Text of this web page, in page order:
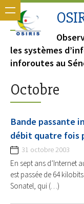
les systèmes
inforoutes au
Octobre
Bande passante
débit quatre fois
31 octobre 2003
En sept ans d’Internet
est passée de 64
Sonatel, qui (…)